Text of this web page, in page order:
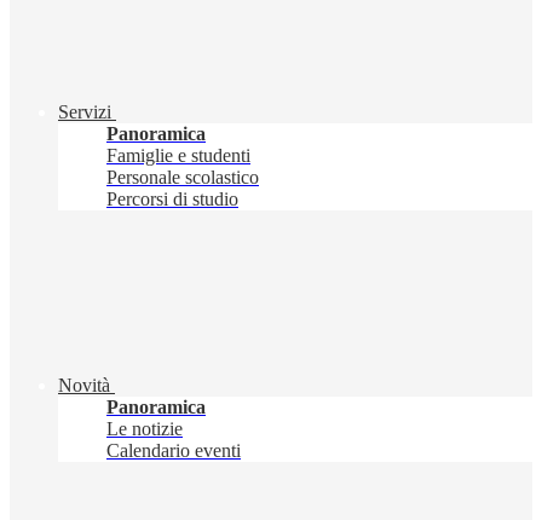
Servizi
Panoramica
Famiglie e studenti
Personale scolastico
Percorsi di studio
Novità
Panoramica
Le notizie
Calendario eventi